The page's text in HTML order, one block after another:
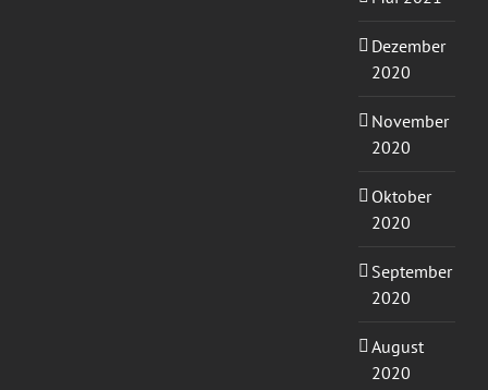
Dezember
2020
November
2020
Oktober
2020
September
2020
August
2020